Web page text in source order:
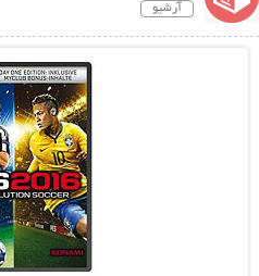
آرشیو